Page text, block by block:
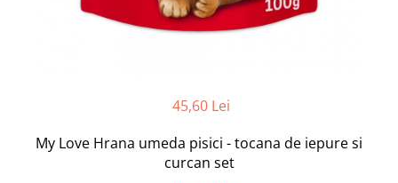
45,60 Lei
My Love Hrana umeda pisici - tocana de iepure si
curcan set